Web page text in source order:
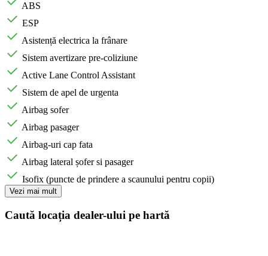
ABS
ESP
Asistență electrica la frânare
Sistem avertizare pre-coliziune
Active Lane Control Assistant
Sistem de apel de urgenta
Airbag sofer
Airbag pasager
Airbag-uri cap fata
Airbag lateral șofer si pasager
Isofix (puncte de prindere a scaunului pentru copii)
Vezi mai mult
Caută locația dealer-ului pe hartă